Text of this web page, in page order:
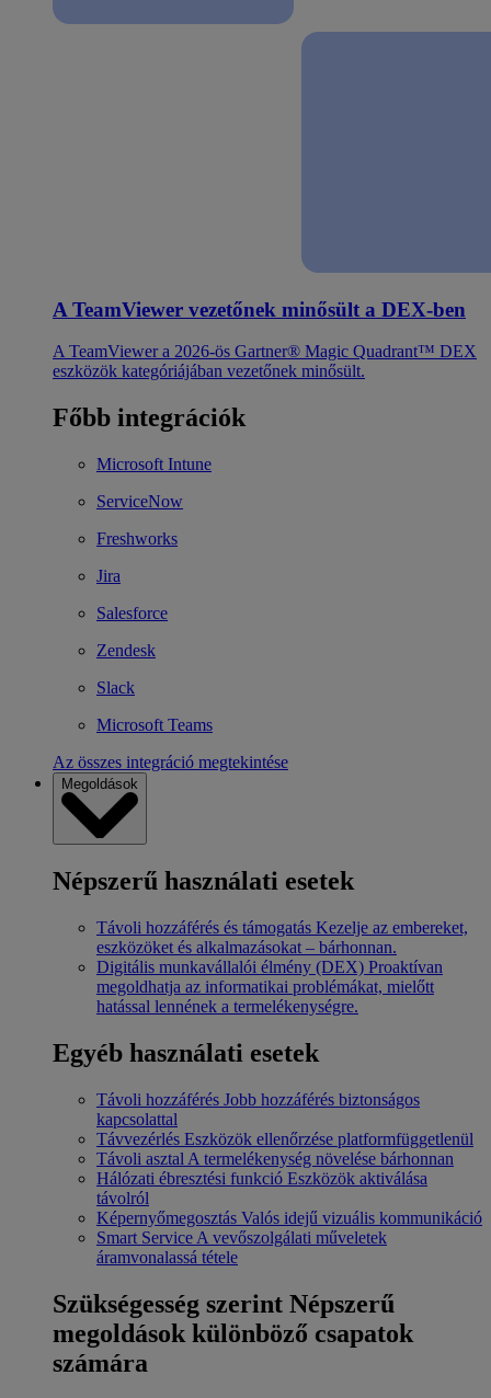
A TeamViewer vezetőnek minősült a DEX-ben
A TeamViewer a 2026-ös Gartner® Magic Quadrant™ DEX
eszközök kategóriájában vezetőnek minősült.
Főbb integrációk
Microsoft Intune
ServiceNow
Freshworks
Jira
Salesforce
Zendesk
Slack
Microsoft Teams
Az összes integráció megtekintése
Megoldások
Népszerű használati esetek
Távoli hozzáférés és támogatás Kezelje az embereket,
eszközöket és alkalmazásokat – bárhonnan.
Digitális munkavállalói élmény (DEX) Proaktívan
megoldhatja az informatikai problémákat, mielőtt
hatással lennének a termelékenységre.
Egyéb használati esetek
Távoli hozzáférés Jobb hozzáférés biztonságos
kapcsolattal
Távvezérlés Eszközök ellenőrzése platformfüggetlenül
Távoli asztal A termelékenység növelése bárhonnan
Hálózati ébresztési funkció Eszközök aktiválása
távolról
Képernyőmegosztás Valós idejű vizuális kommunikáció
Smart Service A vevőszolgálati műveletek
áramvonalassá tétele
Szükségesség szerint Népszerű
megoldások különböző csapatok
számára